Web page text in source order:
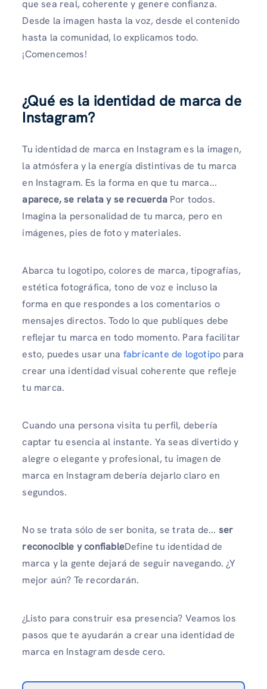
que sea real, coherente y genere confianza.
Desde la imagen hasta la voz, desde el contenido
hasta la comunidad, lo explicamos todo.
¡Comencemos!
¿Qué es la identidad de marca de
Instagram?
Tu identidad de marca en Instagram es la imagen,
la atmósfera y la energía distintivas de tu marca
en Instagram. Es la forma en que tu marca...
aparece, se relata y se recuerdaPor todos.
Imagina la personalidad de tu marca, pero en
imágenes, pies de foto y materiales.
Abarca tu logotipo, colores de marca, tipografías,
estética fotográfica, tono de voz e incluso la
forma en que respondes a los comentarios o
mensajes directos. Todo lo que publiques debe
reflejar tu marca en todo momento. Para facilitar
esto, puedes usar una fabricante de logotipo para
crear una identidad visual coherente que refleje
tu marca.
Cuando una persona visita tu perfil, debería
captar tu esencia al instante. Ya seas divertido y
alegre o elegante y profesional, tu imagen de
marca en Instagram debería dejarlo claro en
segundos.
No se trata sólo de ser bonita, se trata de... ser
reconocible y confiableDefine tu identidad de
marca y la gente dejará de seguir navegando. ¿Y
mejor aún? Te recordarán.
¿Listo para construir esa presencia? Veamos los
pasos que te ayudarán a crear una identidad de
marca en Instagram desde cero.